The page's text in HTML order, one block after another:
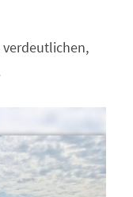
verdeutlichen,